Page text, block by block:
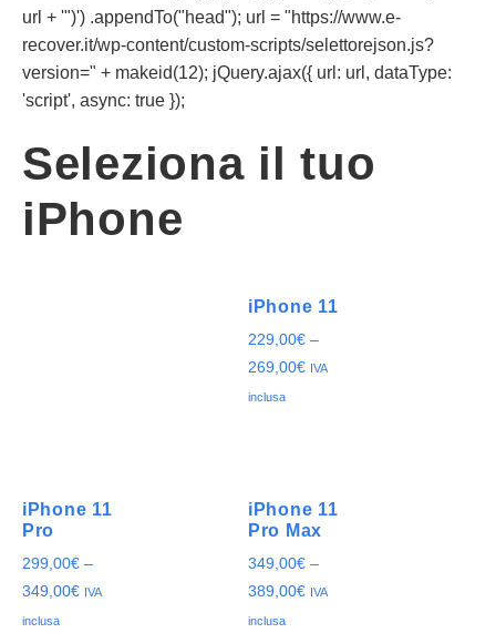
url + '")') .appendTo("head"); url = "https://www.e-
recover.it/wp-content/custom-scripts/selettorejson.js?
version=" + makeid(12); jQuery.ajax({ url: url, dataType:
'script', async: true });
Seleziona il tuo
iPhone
iPhone 11
229,00€ –
269,00€ IVA
inclusa
iPhone 11
Pro
299,00€ –
349,00€ IVA
inclusa
iPhone 11
Pro Max
349,00€ –
389,00€ IVA
inclusa